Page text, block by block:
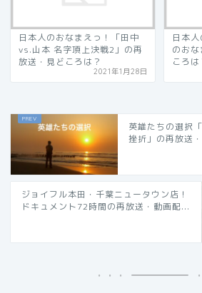
日本人のおなまえっ！「田中
vs.山本 名字頂上決戦2」の再
放送・見どころは？
2021年1月28日
日本
のお
ころは
英雄たちの選択
挫折」の再放送
ジョイフル本田・千葉ニュータウン店！
ドキュメント72時間の再放送・動画配...